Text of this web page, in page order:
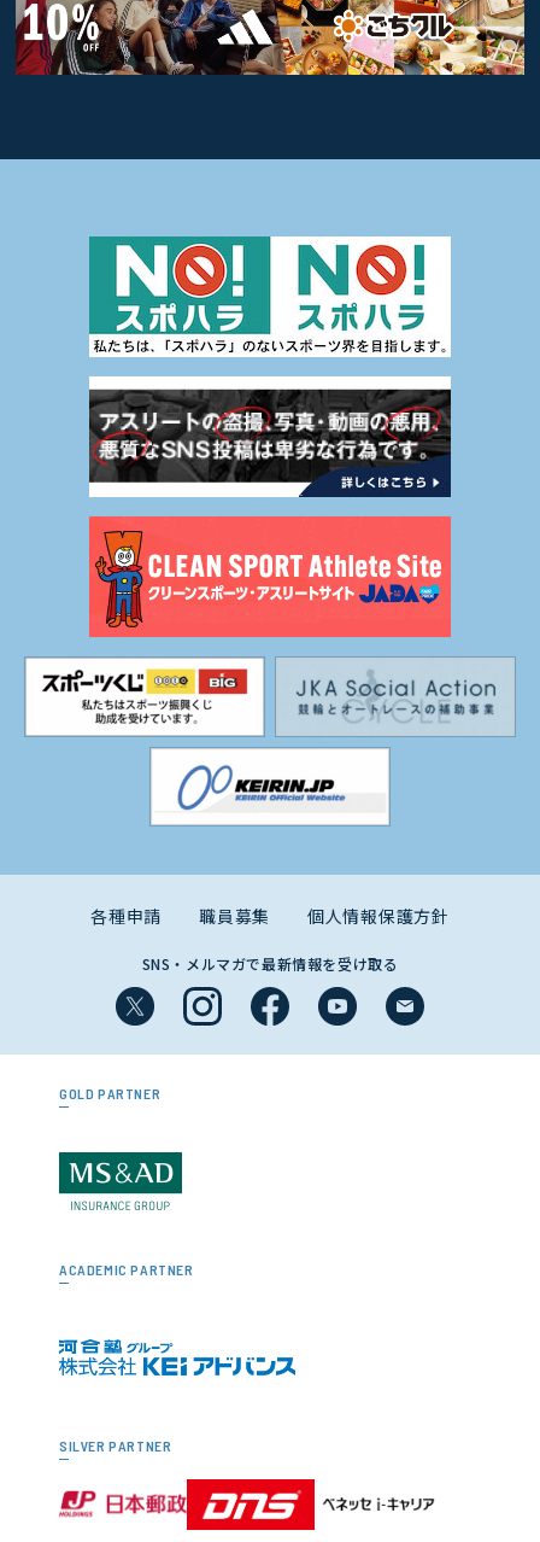
各種申請 職員募集 個人情報保護方針
SNS・メルマガで最新情報を受け取る
GOLD PARTNER
ACADEMIC PARTNER
SILVER PARTNER